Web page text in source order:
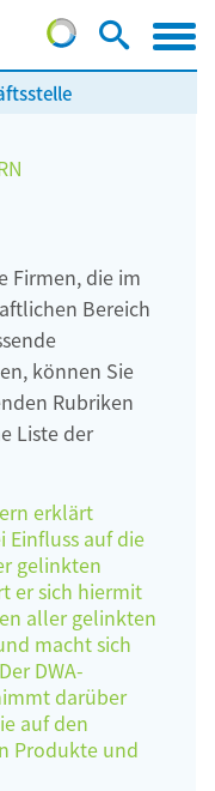
Firmen, die im
Bereich
können Sie
Rubriken
Liste der
erklärt
Einfluss auf die
gelinkten
er sich hiermit
aller gelinkten
macht sich
DWA-
darüber
auf den
Produkte und